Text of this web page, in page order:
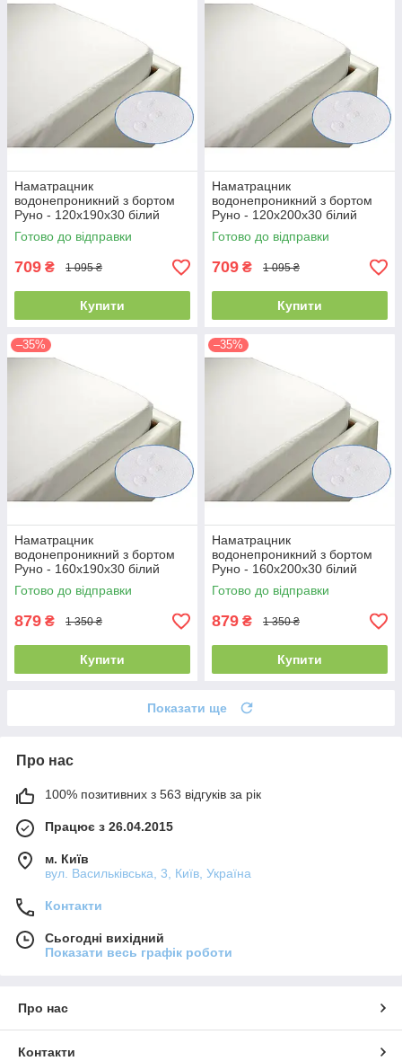
Наматрацник
водонепроникний з бортом
Руно - 120x190x30 білий
(21386)
Готово до відправки
709 ₴ 1 095 ₴
Купити
Наматрацник
водонепроникний з бортом
Руно - 120x200x30 білий
(21381)
Готово до відправки
709 ₴ 1 095 ₴
Купити
–35%
Наматрацник
водонепроникний з бортом
Руно - 160x190x30 білий
(21388)
Готово до відправки
879 ₴ 1 350 ₴
Купити
–35%
Наматрацник
водонепроникний з бортом
Руно - 160x200x30 білий
(21383)
Готово до відправки
879 ₴ 1 350 ₴
Купити
Показати ще
Про нас
100% позитивних з 563 відгуків за рік
Працює з 26.04.2015
м. Київ
вул. Васильківська, 3, Київ, Україна
Контакти
Сьогодні вихідний
Показати весь графік роботи
Про нас
Контакти